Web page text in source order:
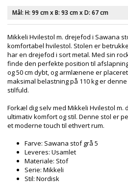
Mål: H: 99 cmx B: 93 cmx D: 67 cm
Mikkeli Hvilestol m. drejefod i Sawana
komfortabel hvilestol. Stolen er
har en drejefod i sort metal. Med sin
finde den perfekte position til
og 50 cm dybt, og armlænene er
maksimal belastning på 110 kg er
stilfuld.
Forkæl dig selv med Mikkeli Hvilestol m.
ultimativ komfort og stil. Denne stol er
et moderne touch til ethvert rum.
Farve: Sawana stof grå 5
Leveres: Usamlet
Materiale: Stof
Serie: Mikkeli
Stil: Nordisk